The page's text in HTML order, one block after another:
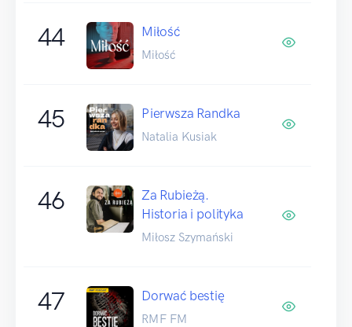
44 Miłość
Miłość
45 Pierwsza Randka
Natalia Kusiak
46
Za Rubieżą.
Historia i polityka
Miłosz Szymański
47 Dorwać bestię
RMF FM